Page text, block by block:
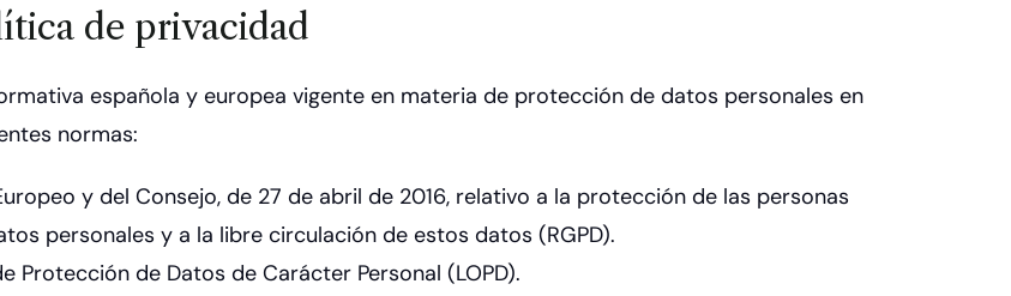
de privacidad
española y europea vigente en materia de protección de datos personales en
normas:
y del Consejo, de 27 de abril de 2016, relativo a la protección de las personas
personales y a la libre circulación de estos datos (RGPD).
Protección de Datos de Carácter Personal (LOPD).